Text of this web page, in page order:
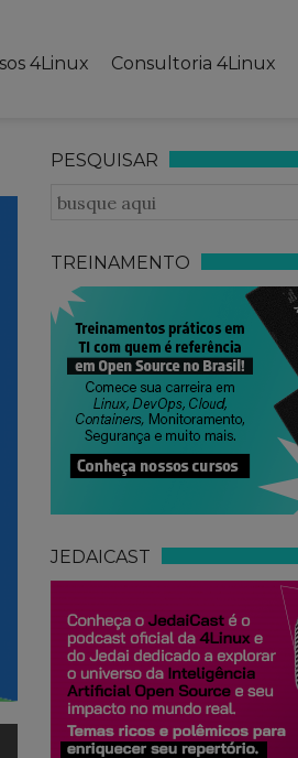
4Linux Consultoria 4Linux
PESQUISAR
TREINAMENTO
JEDAICAST